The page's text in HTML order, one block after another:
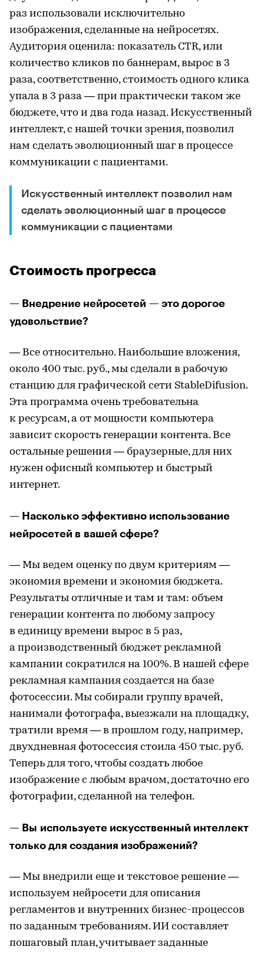
раз использовали исключительно
изображения, сделанные на нейросетях.
Аудитория оценила: показатель CTR, или
количество кликов по баннерам, вырос в 3
раза, соответственно, стоимость одного клика
упала в 3 раза — при практически таком же
бюджете, что и два года назад. Искусственный
интеллект, с нашей точки зрения, позволил
нам сделать эволюционный шаг в процессе
коммуникации с пациентами.
Искусственный интеллект позволил нам
сделать эволюционный шаг в процессе
коммуникации с пациентами
Стоимость прогресса
— Внедрение нейросетей — это дорогое
удовольствие?
— Все относительно. Наибольшие вложения,
около 400 тыс. руб., мы сделали в рабочую
станцию для графической сети StableDifusion.
Эта программа очень требовательна
к ресурсам, а от мощности компьютера
зависит скорость генерации контента. Все
остальные решения — браузерные, для них
нужен офисный компьютер и быстрый
интернет.
— Насколько эффективно использование
нейросетей в вашей сфере?
— Мы ведем оценку по двум критериям —
экономия времени и экономия бюджета.
Результаты отличные и там и там: объем
генерации контента по любому запросу
в единицу времени вырос в 5 раз,
а производственный бюджет рекламной
кампании сократился на 100%. В нашей сфере
рекламная кампания создается на базе
фотосессии. Мы собирали группу врачей,
нанимали фотографа, выезжали на площадку,
тратили время — в прошлом году, например,
двухдневная фотосессия стоила 450 тыс. руб.
Теперь для того, чтобы создать любое
изображение с любым врачом, достаточно его
фотографии, сделанной на телефон.
— Вы используете искусственный интеллект
только для создания изображений?
— Мы внедрили еще и текстовое решение —
используем нейросети для описания
регламентов и внутренних бизнес-процессов
по заданным требованиям. ИИ составляет
пошаговый план, учитывает заданные